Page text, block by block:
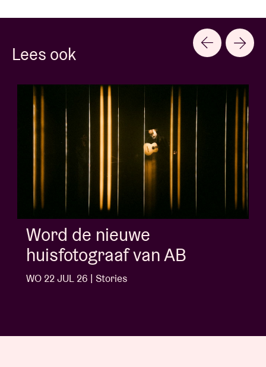
Lees ook
Album of the week:
'Doctrine Of Love' - Jalen
Ngonda